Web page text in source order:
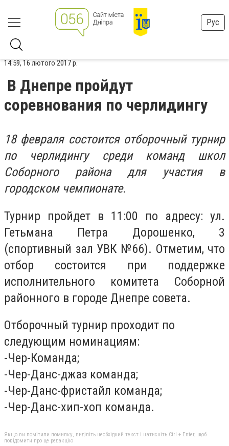
Рус
14:59, 16 лютого 2017 р.
В Днепре пройдут
соревнования по черлидингу
18 февраля состоится отборочный турнир
по черлидингу среди команд школ
Соборного района для участия в
городском чемпионате.
Турнир пройдет в 11:00 по адресу: ул.
Гетьмана Петра Дорошенко, 3
(спортивный зал УВК №66). Отметим, что
отбор состоится при поддержке
исполнительного комитета Соборной
районного в городе Днепре совета.
Отборочный турнир проходит по
следующим номинациям:
-Чер-Команда;
-Чер-Данс-джаз команда;
-Чер-Данс-фристайл команда;
-Чер-Данс-хип-хоп команда.
Якщо ви помітили помилку, виділіть необхідний текст і натисніть Ctrl + Enter, щоб
повідомити про це редакцію